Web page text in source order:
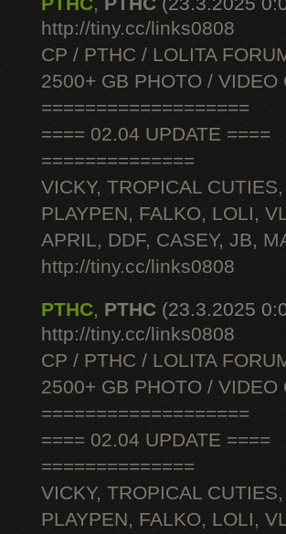
http://tiny.cc/links0808
CP / PTHC / LOLITA
2500+ GB PHOTO / VIDEO
===================
==== 02.04 UPDATE ====
==============
VICKY, TROPICAL
PLAYPEN, FALKO, LOLI,
APRIL, DDF, CASEY, JB,
http://tiny.cc/links0808
PTHC, PTHC (23.3.2025
http://tiny.cc/links0808
CP / PTHC / LOLITA
2500+ GB PHOTO / VIDEO
===================
==== 02.04 UPDATE ====
==============
VICKY, TROPICAL
PLAYPEN, FALKO, LOLI,